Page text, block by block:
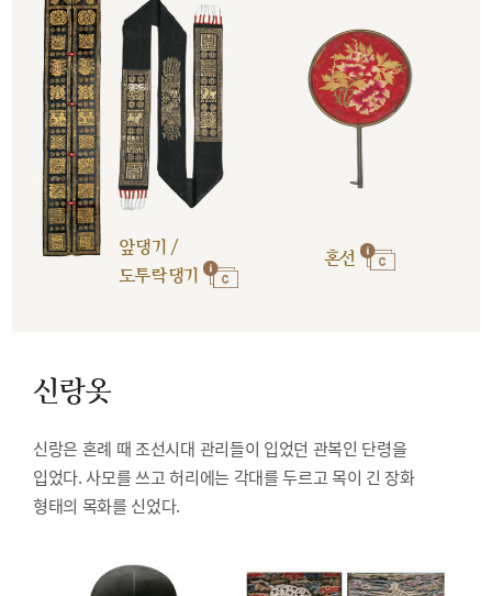
앞댕기 /
도투락댕기
혼선
신랑옷
신랑은 혼례 때 조선시대 관리들이 입었던 관복인 단령을
입었다. 사모를 쓰고 허리에는 각대를 두르고 목이 긴 장화
형태의 목화를 신었다.